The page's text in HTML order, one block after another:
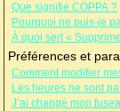
Que signifie COPPA ?
Pourquoi ne puis-je
À quoi sert «
Préférences et
Comment modifier
Les heures ne sont
J’ai changé mon